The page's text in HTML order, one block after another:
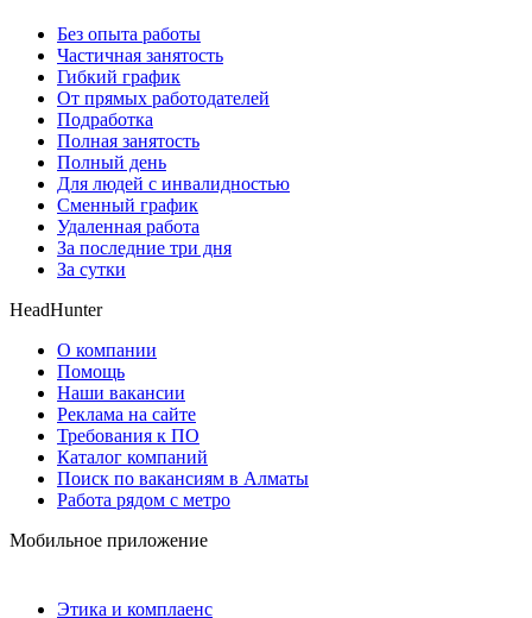
Без опыта работы
Частичная занятость
Гибкий график
От прямых работодателей
Подработка
Полная занятость
Полный день
Для людей с инвалидностью
Сменный график
Удаленная работа
За последние три дня
За сутки
HeadHunter
О компании
Помощь
Наши вакансии
Реклама на сайте
Требования к ПО
Каталог компаний
Поиск по вакансиям в Алматы
Работа рядом с метро
Мобильное приложение
Этика и комплаенс